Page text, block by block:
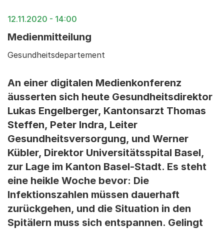
12.11.2020 - 14:00
Medienmitteilung
Gesundheitsdepartement
An einer digitalen Medienkonferenz
äusserten sich heute Gesundheitsdirektor
Lukas Engelberger, Kantonsarzt Thomas
Steffen, Peter Indra, Leiter
Gesundheitsversorgung, und Werner
Kübler, Direktor Universitätsspital Basel,
zur Lage im Kanton Basel-Stadt. Es steht
eine heikle Woche bevor: Die
Infektionszahlen müssen dauerhaft
zurückgehen, und die Situation in den
Spitälern muss sich entspannen. Gelingt